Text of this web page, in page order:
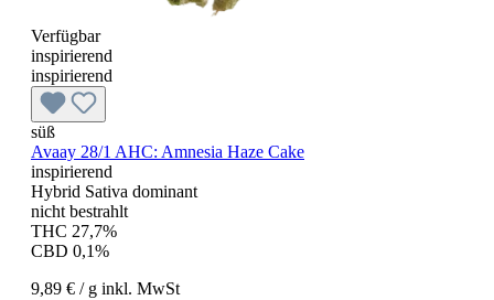
Verfügbar
inspirierend
inspirierend
süß
Avaay 28/1 AHC: Amnesia Haze Cake
inspirierend
Hybrid Sativa dominant
nicht bestrahlt
THC 27,7%
CBD 0,1%
9,89 € / g inkl. MwSt